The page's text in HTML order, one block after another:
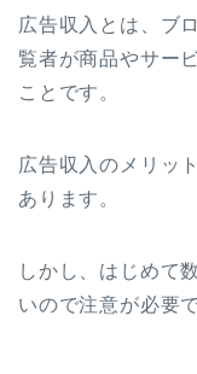
広告収入とは、ブ
覧者が商品やサー
ことです。
広告収入のメリッ
あります。
しかし、はじめて
いので注意が必要で